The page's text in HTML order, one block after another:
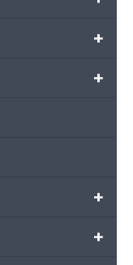
+
+
+
+